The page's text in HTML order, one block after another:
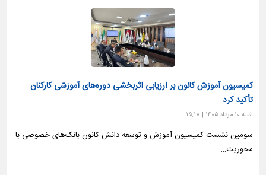
کمیسیون آموزش کانون بر ارزیابی اثربخشی دوره‌های آموزشی کارکنان
تأکید کرد
شنبه ۱۰ مرداد ۱۴۰۵ | ۱۵:۱۸
سومین نشست کمیسیون آموزش و توسعه دانش کانون بانک‌های خصوصی با
محوریت…